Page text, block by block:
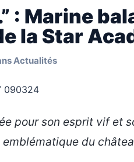
: Marine
la Star
Actualités
pour son esprit vif et
du